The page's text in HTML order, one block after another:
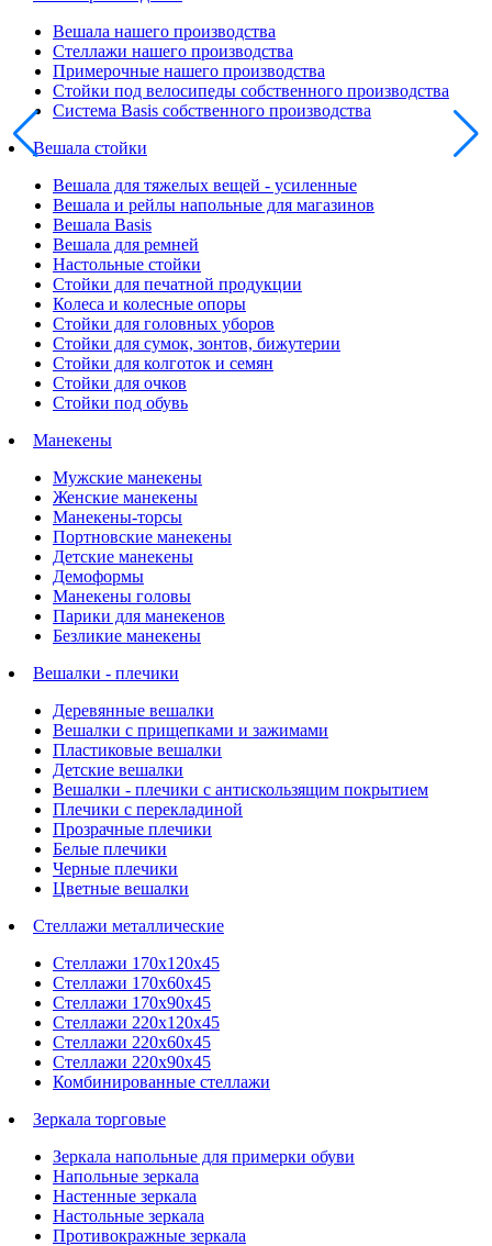
Вешала нашего производства
Стеллажи нашего производства
Примерочные нашего производства
Стойки под велосипеды собственного производства
Система Basis собственного производства
Вешала стойки
Вешала для тяжелых вещей - усиленные
Вешала и рейлы напольные для магазинов
Вешала Basis
Вешала для ремней
Настольные стойки
Стойки для печатной продукции
Колеса и колесные опоры
Стойки для головных уборов
Стойки для сумок, зонтов, бижутерии
Стойки для колготок и семян
Стойки для очков
Стойки под обувь
Манекены
Мужские манекены
Женские манекены
Манекены-торсы
Портновские манекены
Детские манекены
Демоформы
Манекены головы
Парики для манекенов
Безликие манекены
Вешалки - плечики
Деревянные вешалки
Вешалки с прищепками и зажимами
Пластиковые вешалки
Детские вешалки
Вешалки - плечики с антискользящим покрытием
Плечики с перекладиной
Прозрачные плечики
Белые плечики
Черные плечики
Цветные вешалки
Стеллажи металлические
Стеллажи 170х120х45
Стеллажи 170х60х45
Стеллажи 170х90х45
Стеллажи 220х120х45
Стеллажи 220х60х45
Стеллажи 220х90х45
Комбинированные стеллажи
Зеркала торговые
Зеркала напольные для примерки обуви
Напольные зеркала
Настенные зеркала
Настольные зеркала
Противокражные зеркала